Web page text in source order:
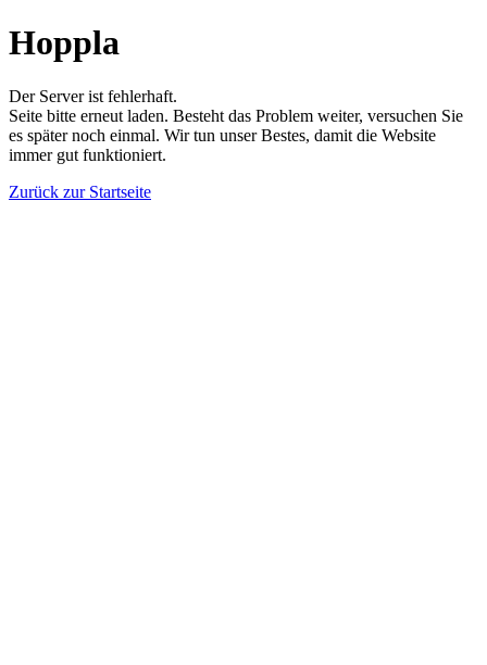
Hoppla
Der Server ist fehlerhaft.
Seite bitte erneut laden. Besteht das Problem weiter, versuchen Sie
es später noch einmal. Wir tun unser Bestes, damit die Website
immer gut funktioniert.
Zurück zur Startseite